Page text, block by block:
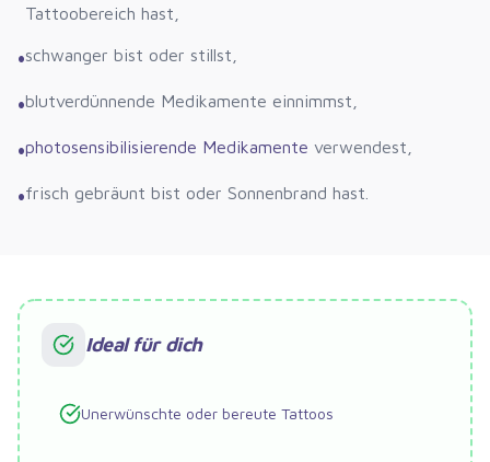
Tattoobereich hast,
•schwanger bist oder stillst,
•blutverdünnende Medikamente einnimmst,
•photosensibilisierende Medikamente verwendest,
•frisch gebräunt bist oder Sonnenbrand hast.
Ideal für dich
Unerwünschte oder bereute Tattoos